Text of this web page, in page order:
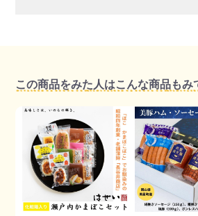
この商品をみた人はこんな商品もみ